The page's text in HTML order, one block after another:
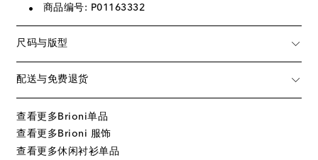
商品编号: P01163332
尺码与版型
配送与免费退货
查看更多Brioni单品
查看更多Brioni 服饰
查看更多休闲衬衫单品